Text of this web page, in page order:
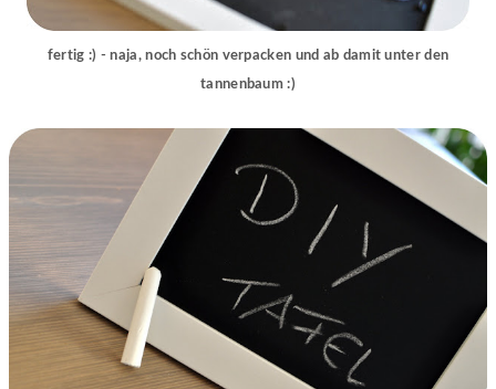
fertig :) - naja, noch schön verpacken und ab damit unter den
tannenbaum :)